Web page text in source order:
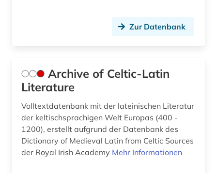
lehrmittel (1)
linguistik (4)
literatur (33)
literaturwissenschaft (7)
logik (1)
Zur Datenbank
Archive of Celtic-Latin
Literature
Volltextdatenbank mit der lateinischen Literatur
der keltischsprachigen Welt Europas (400 -
1200), erstellt aufgrund der Datenbank des
Dictionary of Medieval Latin from Celtic Sources
der Royal Irish Academy Mehr Informationen